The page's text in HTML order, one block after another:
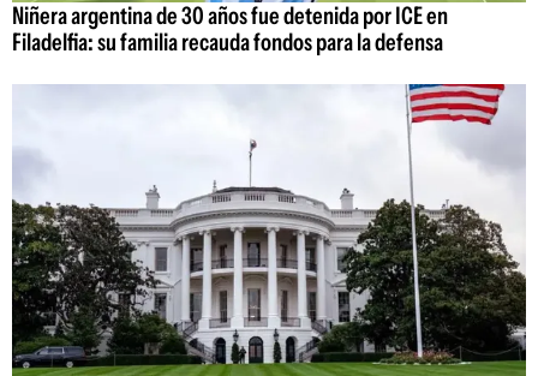
Niñera argentina de 30 años fue detenida por ICE en
Filadelfia: su familia recauda fondos para la defensa